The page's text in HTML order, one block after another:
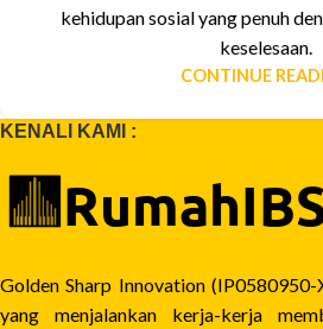
kehidupan sosial yang penuh
keselesaan.
CONTINUE
KENALI KAMI :
Golden Sharp Innovation
yang menjalankan kerja-kerja